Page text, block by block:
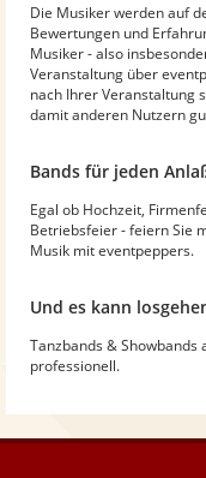
Die Musiker werden auf
Bewertungen und
Musiker - also
Veranstaltung über
nach Ihrer Veranstaltung
damit anderen Nutzern
Bands für jeden
Egal ob Hochzeit,
Betriebsfeier - feiern Sie
Musik mit eventpeppers.
Und es kann
Tanzbands &
professionell.